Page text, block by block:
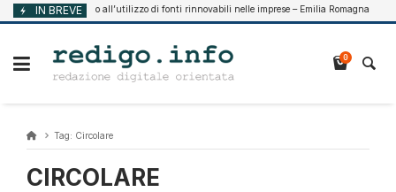
Vai
al
IN BREVE
Supporto all’utilizzo di fonti rinnovabili nelle imprese – Emilia Romagna
0
Tag: Circolare
CIRCOLARE